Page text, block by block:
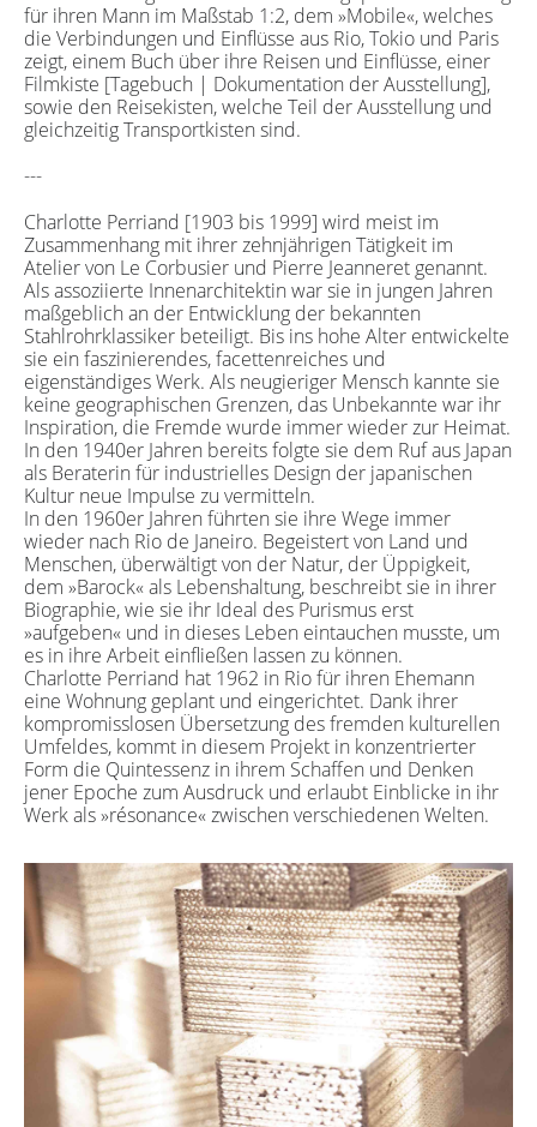
für ihren Mann im Maßstab 1:2, dem »Mobile«, welches
die Verbindungen und Einflüsse aus Rio, Tokio und Paris
zeigt, einem Buch über ihre Reisen und Einflüsse, einer
Filmkiste [Tagebuch | Dokumentation der Ausstellung],
sowie den Reisekisten, welche Teil der Ausstellung und
gleichzeitig Transportkisten sind.
---
Charlotte Perriand [1903 bis 1999] wird meist im
Zusammenhang mit ihrer zehnjährigen Tätigkeit im
Atelier von Le Corbusier und Pierre Jeanneret genannt.
Als assoziierte Innenarchitektin war sie in jungen Jahren
maßgeblich an der Entwicklung der bekannten
Stahlrohrklassiker beteiligt. Bis ins hohe Alter entwickelte
sie ein faszinierendes, facettenreiches und
eigenständiges Werk. Als neugieriger Mensch kannte sie
keine geographischen Grenzen, das Unbekannte war ihr
Inspiration, die Fremde wurde immer wieder zur Heimat.
In den 1940er Jahren bereits folgte sie dem Ruf aus Japan
als Beraterin für industrielles Design der japanischen
Kultur neue Impulse zu vermitteln.
In den 1960er Jahren führten sie ihre Wege immer
wieder nach Rio de Janeiro. Begeistert von Land und
Menschen, überwältigt von der Natur, der Üppigkeit,
dem »Barock« als Lebenshaltung, beschreibt sie in ihrer
Biographie, wie sie ihr Ideal des Purismus erst
»aufgeben« und in dieses Leben eintauchen musste, um
es in ihre Arbeit einfließen lassen zu können.
Charlotte Perriand hat 1962 in Rio für ihren Ehemann
eine Wohnung geplant und eingerichtet. Dank ihrer
kompromisslosen Übersetzung des fremden kulturellen
Umfeldes, kommt in diesem Projekt in konzentrierter
Form die Quintessenz in ihrem Schaffen und Denken
jener Epoche zum Ausdruck und erlaubt Einblicke in ihr
Werk als »résonance« zwischen verschiedenen Welten.